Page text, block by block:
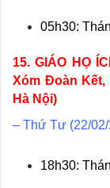
05h30:
15. GIÁO HỌ
Xóm Đoàn
Hà Nội)
– Thứ Tư (22/
18h30: